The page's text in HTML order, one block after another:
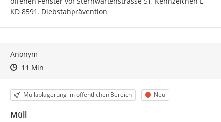
KD 8591. Diebstahprävention .
Anonym
Zeitpunkt des Erstellens
Zeitpunkt des Erstellens
11 MinZur Äußerung
Kategorie
Müllablagerung im öffentlichen Bereich Status
Neu
Müll